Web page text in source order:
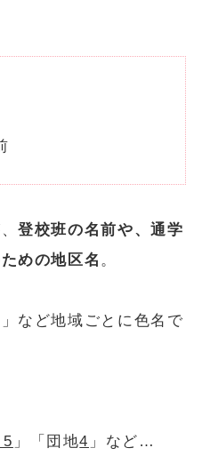
登校班の名前や、通学
めの地区名 。
など地域ごとに色名で
5 」「団地4 」など…